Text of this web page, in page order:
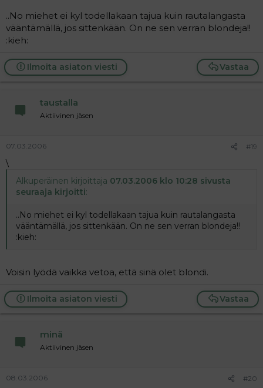
Ja jos se ulos meneminenkin häiritsee niin siitäkin pitää
sanoa. Jos et mitään puhu niin se ajattelee ettei se sua
Yhteenveto: Väännä mielummin rautalangasta, kuin
oletat että sanomatta asiat selviää.
..No miehet ei kyl todellakaan tajua kuin rautalangasta
vääntämällä, jos sittenkään. On ne sen verran blondeja!!
:kieh:
Vastaa
Ilmoita asiaton viesti
taustalla
Aktiivinen jäsen
07.03.2006 #19
\
Alkuperäinen kirjoittaja 07.03.2006 klo 10:28 sivusta
seuraaja kirjoitti:
..No miehet ei kyl todellakaan tajua kuin rautalangasta
vääntämällä, jos sittenkään. On ne sen verran blondeja!!
:kieh:
Voisin lyödä vaikka vetoa, että sinä olet blondi.
Vastaa
Ilmoita asiaton viesti
minä
Aktiivinen jäsen
08.03.2006 #20